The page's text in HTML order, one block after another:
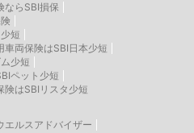
ならSBI損保
短
車両保険はSBI日本少短
少短
ペット少短
険はSBIリスタ少短
エルスアドバイザー